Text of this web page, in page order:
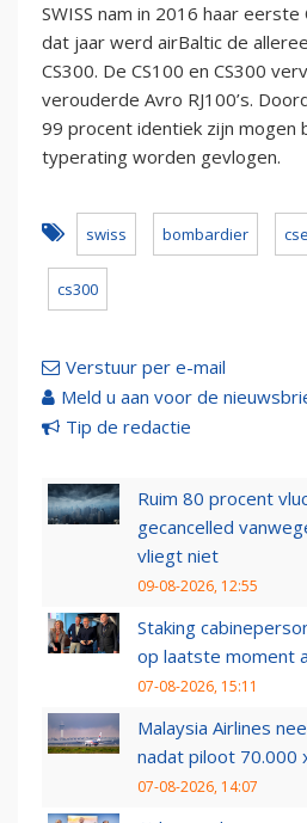
SWISS nam in 2016 haar
dat jaar werd airBaltic de
CS300. De CS100 en CS300
verouderde Avro RJ100’s.
99 procent identiek zijn mogen
typerating worden gevlogen.
swiss bombardier
cs300
Verstuur per e-mail
Meld u aan voor de
Tip de redactie
Ruim 80 procent
gecancelled
vliegt niet
09-08-2026, 12:55
Staking
op laatste moment
07-08-2026, 15:11
Malaysia Airlines
nadat piloot 70.000
07-08-2026, 14:07